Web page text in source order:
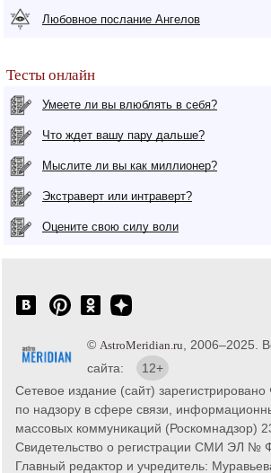
Любовное послание Ангелов
Тесты онлайн
Умеете ли вы влюблять в себя?
Что ждет вашу пару дальше?
Мыслите ли вы как миллионер?
Экстраверт или интраверт?
Оцените свою силу воли
© AstroMeridian.ru , 2006–2025.
сайта:
12+
Сетевое издание (сайт)
по надзору в сфере связи,
массовых коммуникаций (Роскомнадзор)
Свидетельство о регистрации СМИ ЭЛ №
Главный редактор и учредитель: